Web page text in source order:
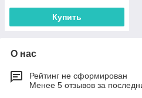
Купить
О нас
Рейтинг не сформирован
Менее 5 отзывов за